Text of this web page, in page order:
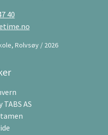
40
Rolvsøy / 2026
TABS AS